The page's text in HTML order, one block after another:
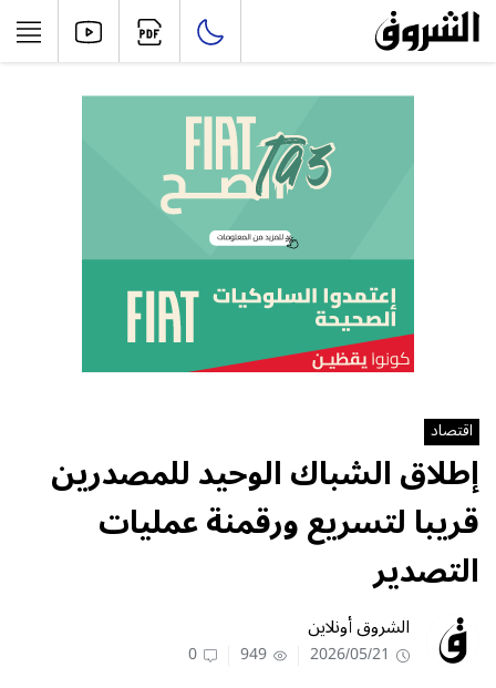
اقتصاد
إطلاق الشباك الوحيد للمصدرين
قريبا لتسريع ورقمنة عمليات
التصدير
الشروق أونلاين
2026/05/21
949
0